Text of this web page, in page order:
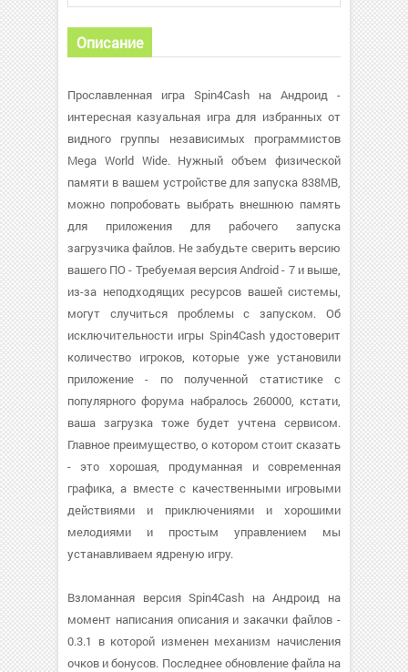
Описание
Прославленная игра Spin4Cash на Андроид -
интересная казуальная игра для избранных от
видного группы независимых программистов
Mega World Wide. Нужный объем физической
памяти в вашем устройстве для запуска 838MB,
можно попробовать выбрать внешнюю память
для приложения для рабочего запуска
загрузчика файлов. Не забудьте сверить версию
вашего ПО - Требуемая версия Android - 7 и выше,
из-за неподходящих ресурсов вашей системы,
могут случиться проблемы с запуском. Об
исключительности игры Spin4Cash удостоверит
количество игроков, которые уже установили
приложение - по полученной статистике с
популярного форума набралось 260000, кстати,
ваша загрузка тоже будет учтена сервисом.
Главное преимущество, о котором стоит сказать
- это хорошая, продуманная и современная
графика, а вместе с качественными игровыми
действиями и приключениями и хорошими
мелодиями и простым управлением мы
устанавливаем ядреную игру.
Взломанная версия Spin4Cash на Андроид на
момент написания описания и закачки файлов -
0.3.1 в которой изменен механизм начисления
очков и бонусов. Последнее обновление файла на